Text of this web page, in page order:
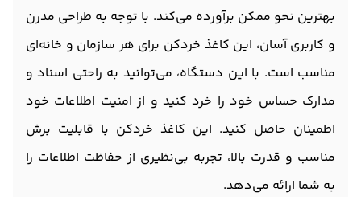
بهترین نحو ممکن برآورده می‌کند. با توجه به طراحی مدرن
و کاربری آسان، این کاغذ خردکن برای هر سازمان و خانه‌ای
مناسب است. با این دستگاه، می‌توانید به راحتی اسناد و
مدارک حساس خود را خرد کنید و از امنیت اطلاعات خود
اطمینان حاصل کنید. این کاغذ خردکن با قابلیت برش
مناسب و قدرت بالا، تجربه بی‌نظیری از حفاظت اطلاعات را
به شما ارائه می‌دهد.